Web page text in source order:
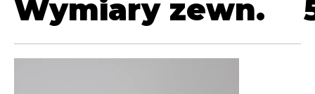
Wymiary zewn.